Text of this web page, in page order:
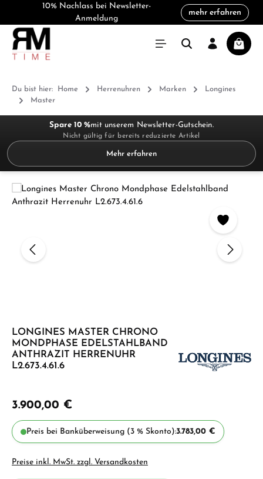
10% Nachlass bei Newsletter-
Anmeldung
mehr erfahren
Du bist hier: Home Herrenuhren Marken
Longines
Master
Spare 10 %mit unserem Newsletter-Gutschein.
Nicht gültig für bereits reduzierte Artikel
Mehr erfahren
Bildergalerie überspringen
LONGINES MASTER CHRONO
MONDPHASE EDELSTAHLBAND
ANTHRAZIT HERRENUHR
L2.673.4.61.6
3.900,00 €
Preis bei Banküberweisung (3 % Skonto):3.783,00 €
Preise inkl. MwSt. zzgl. Versandkosten